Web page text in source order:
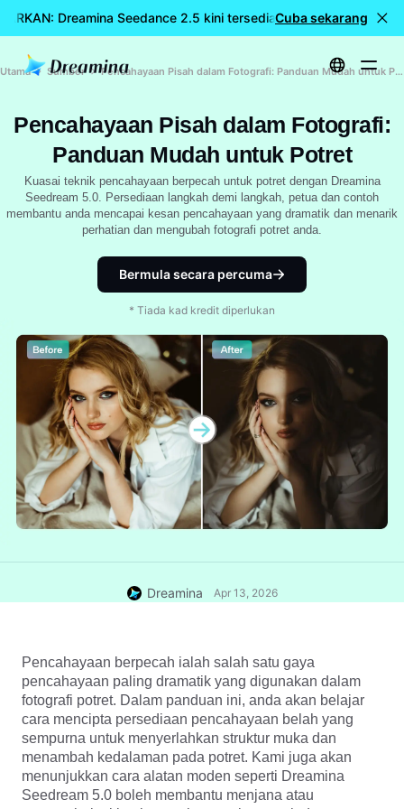
Dreamina Seedance 2.5 kini tersedia 🎉 Model
Cuba sekarang
Utama Sumber Pencahayaan Pisah dalam Fotografi: Panduan Mudah untuk Potret
Pencahayaan Pisah dalam Fotografi:
Panduan Mudah untuk Potret
Kuasai teknik pencahayaan berpecah untuk potret dengan Dreamina
Seedream 5.0. Persediaan langkah demi langkah, petua dan contoh
membantu anda mencapai kesan pencahayaan yang dramatik dan menarik
perhatian dan mengubah fotografi potret anda.
Bermula secara percuma
* Tiada kad kredit diperlukan
Dreamina Apr 13, 2026
Pencahayaan berpecah ialah salah satu gaya
pencahayaan paling dramatik yang digunakan dalam
fotografi potret. Dalam panduan ini, anda akan belajar
cara mencipta persediaan pencahayaan belah yang
sempurna untuk menyerlahkan struktur muka dan
menambah kedalaman pada potret. Kami juga akan
Seedream 5.0 boleh membantu menjana atau